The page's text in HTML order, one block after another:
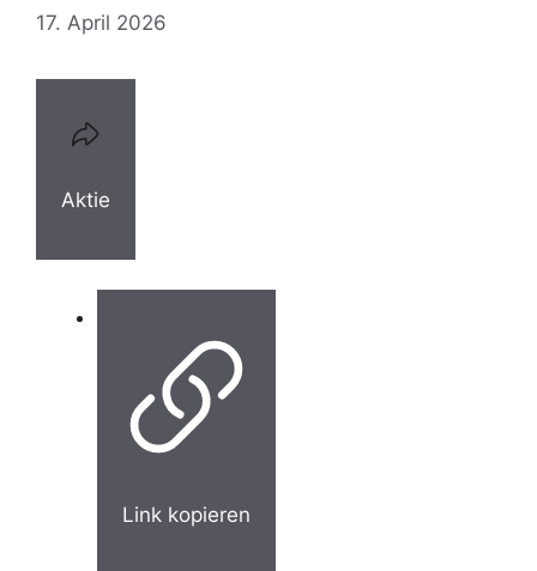
17. April 2026
Aktie
Link kopieren